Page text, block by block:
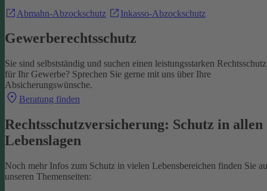
Abmahn-Abzockschutz Inkasso-Abzockschutz
Gewerberechtsschutz
Sie sind selbstständig und suchen einen leistungsstarken Rechtsschutz
für Ihr Gewerbe? Sprechen Sie gerne mit uns über Ihre
Absicherungswünsche.
Beratung finden
Rechtsschutzversicherung: Schutz in allen
Lebenslagen
Noch mehr Infos zum Schutz in vielen Lebensbereichen finden Sie
unseren Themenseiten: